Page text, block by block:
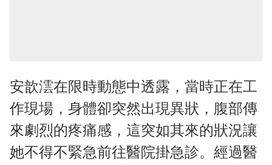
安歆澐在限時動態中透露，當時正在工
作現場，身體卻突然出現異狀，腹部傳
來劇烈的疼痛感，這突如其來的狀況讓
她不得不緊急前往醫院掛急診。經過醫